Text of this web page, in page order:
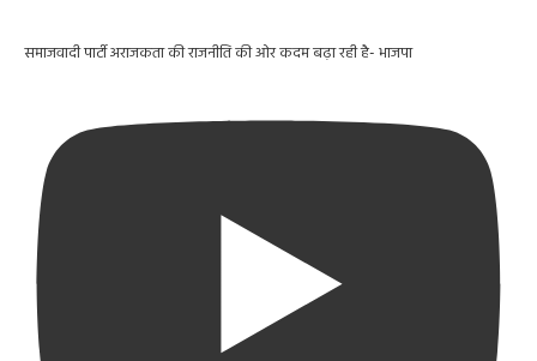
समाजवादी पार्टी अराजकता की राजनीति की ओर कदम बढ़ा रही है- भाजपा